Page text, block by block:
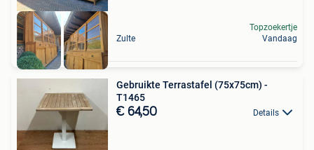
Zulte
Topzoekertje
Vandaag
Gebruikte Terrastafel (75x75cm) -
T1465
€ 64,50 Details